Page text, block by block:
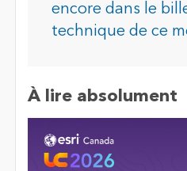
encore dans le
technique de ce
À lire absolument